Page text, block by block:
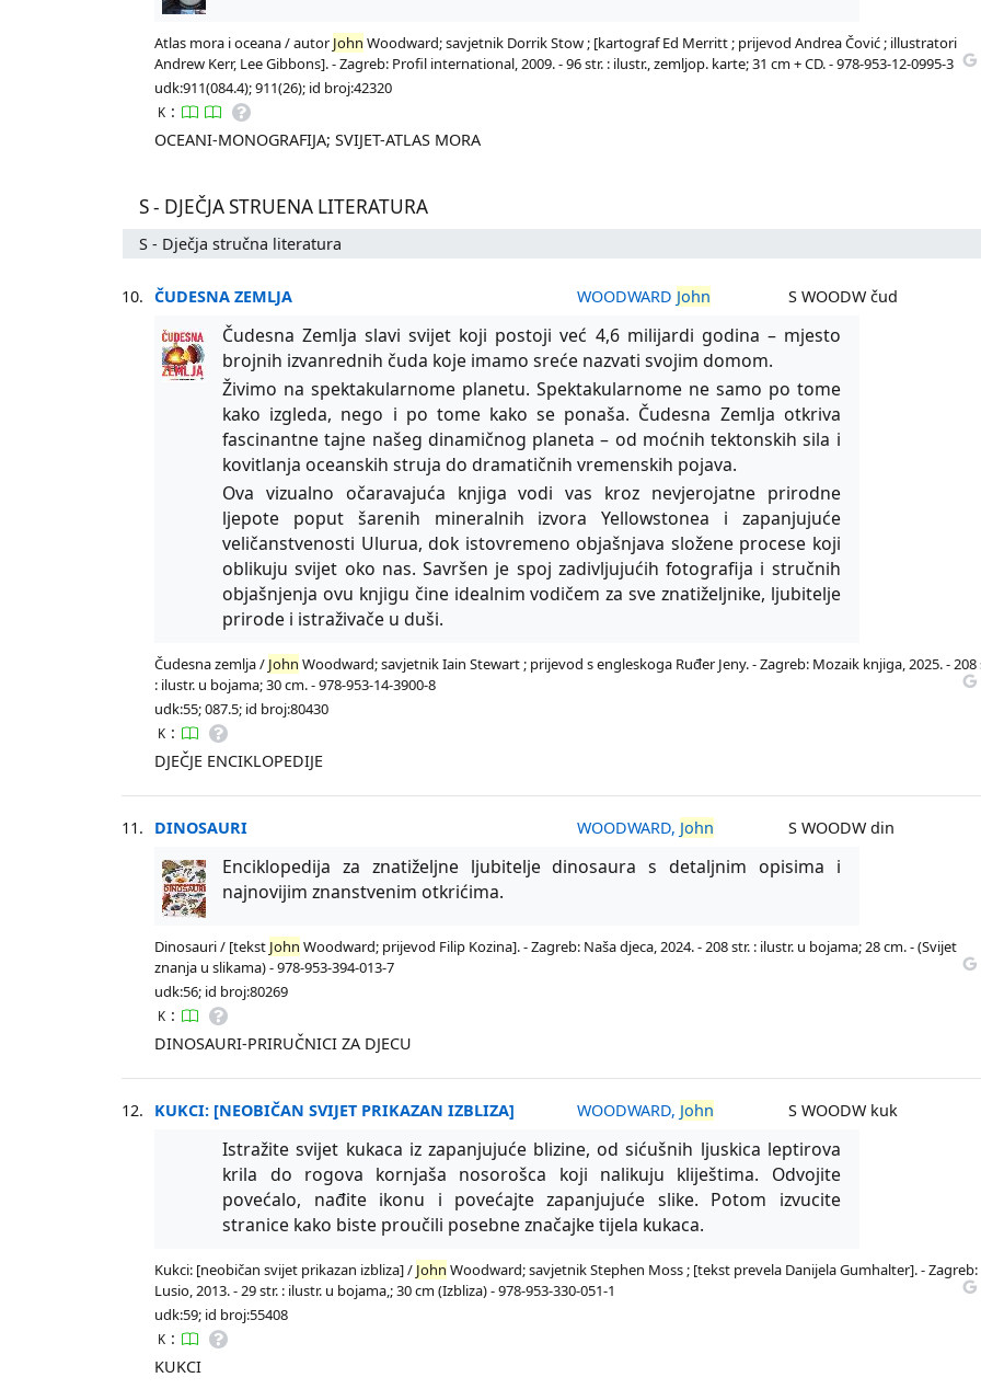
Atlas mora i oceana / autor John Woodward; savjetnik Dorrik Stow ; [kartograf Ed Merritt ; prijevod Andrea Čović ; illustratori
Andrew Kerr, Lee Gibbons]. - Zagreb: Profil international, 2009. - 96 str. : ilustr., zemljop. karte; 31 cm + CD. - 978-953-12-0995-3
udk:911(084.4); 911(26); id broj:42320
K :
OCEANI-MONOGRAFIJA; SVIJET-ATLAS MORA
S - DJEČJA STRUENA LITERATURA
S - Dječja stručna literatura
10. ČUDESNA ZEMLJA WOODWARD John S WOODW čud
Čudesna Zemlja slavi svijet koji postoji već 4,6 milijardi godina – mjesto
brojnih izvanrednih čuda koje imamo sreće nazvati svojim domom.
Živimo na spektakularnome planetu. Spektakularnome ne samo po tome
kako izgleda, nego i po tome kako se ponaša. Čudesna Zemlja otkriva
fascinantne tajne našeg dinamičnog planeta – od moćnih tektonskih sila i
kovitlanja oceanskih struja do dramatičnih vremenskih pojava.
Ova vizualno očaravajuća knjiga vodi vas kroz nevjerojatne prirodne
ljepote poput šarenih mineralnih izvora Yellowstonea i zapanjujuće
veličanstvenosti Ulurua, dok istovremeno objašnjava složene procese koji
oblikuju svijet oko nas. Savršen je spoj zadivljujućih fotografija i stručnih
objašnjenja ovu knjigu čine idealnim vodičem za sve znatiželjnike, ljubitelje
prirode i istraživače u duši.
Čudesna zemlja / John Woodward; savjetnik Iain Stewart ; prijevod s engleskoga Ruđer Jeny. - Zagreb: Mozaik knjiga, 2025. - 208
: ilustr. u bojama; 30 cm. - 978-953-14-3900-8
udk:55; 087.5; id broj:80430
K :
DJEČJE ENCIKLOPEDIJE
11. DINOSAURI WOODWARD, John S WOODW din
Enciklopedija za znatiželjne ljubitelje dinosaura s detaljnim opisima i
najnovijim znanstvenim otkrićima.
Dinosauri / [tekst John Woodward; prijevod Filip Kozina]. - Zagreb: Naša djeca, 2024. - 208 str. : ilustr. u bojama; 28 cm. - (Svijet
znanja u slikama) - 978-953-394-013-7
udk:56; id broj:80269
K :
DINOSAURI-PRIRUČNICI ZA DJECU
12. KUKCI: [NEOBIČAN SVIJET PRIKAZAN IZBLIZA] WOODWARD, John S WOODW kuk
Istražite svijet kukaca iz zapanjujuće blizine, od sićušnih ljuskica leptirova
krila do rogova kornjaša nosorošca koji nalikuju kliještima. Odvojite
povećalo, nađite ikonu i povećajte zapanjujuće slike. Potom izvucite
stranice kako biste proučili posebne značajke tijela kukaca.
Kukci: [neobičan svijet prikazan izbliza] / John Woodward; savjetnik Stephen Moss ; [tekst prevela Danijela Gumhalter]. - Zagreb:
Lusio, 2013. - 29 str. : ilustr. u bojama,; 30 cm (Izbliza) - 978-953-330-051-1
udk:59; id broj:55408
K :
KUKCI